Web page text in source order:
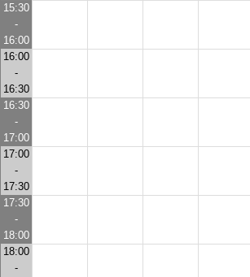
15:30
-
16:00
16:00
-
16:30
16:30
-
17:00
17:00
-
17:30
17:30
-
18:00
18:00
-